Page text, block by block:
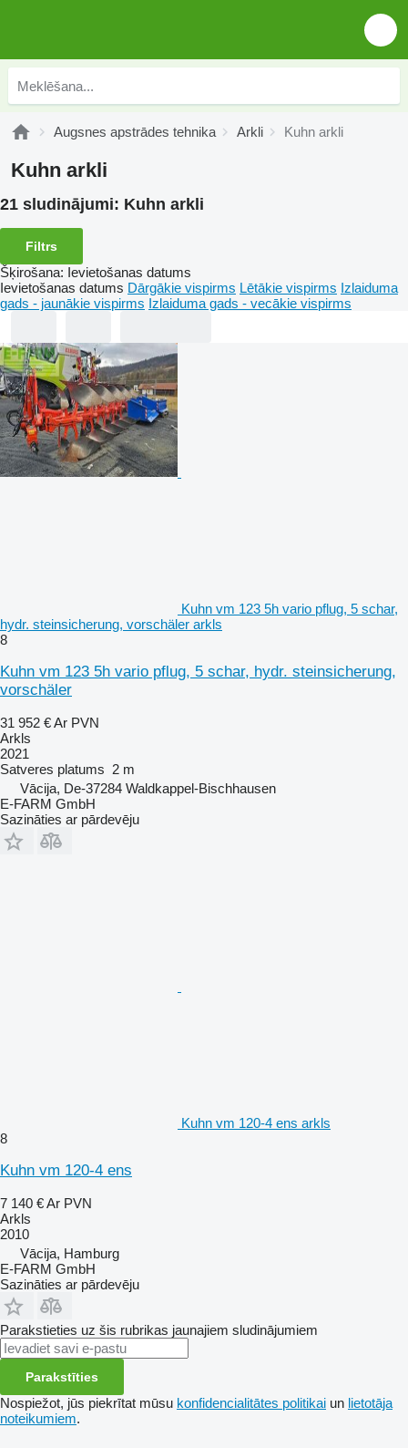
Augsnes apstrādes tehnika Arkli Kuhn arkli
Kuhn arkli
21 sludinājumi: Kuhn arkli
Filtrs
Šķirošana: Ievietošanas datums
Ievietošanas datums Dārgākie vispirms Lētākie vispirms Izlaiduma
gads - jaunākie vispirms Izlaiduma gads - vecākie vispirms
Kuhn vm 123 5h vario pflug, 5 schar,
hydr. steinsicherung, vorschäler arkls
8
Kuhn vm 123 5h vario pflug, 5 schar, hydr. steinsicherung,
vorschäler
31 952 €Ar PVN
Arkls
2021
Satveres platums 2 m
Vācija, De-37284 Waldkappel-Bischhausen
E-FARM GmbH
Sazināties ar pārdevēju
Kuhn vm 120-4 ens arkls
8
Kuhn vm 120-4 ens
7 140 €Ar PVN
Arkls
2010
Vācija, Hamburg
E-FARM GmbH
Sazināties ar pārdevēju
Parakstieties uz šis rubrikas jaunajiem sludinājumiem
Parakstīties
Nospiežot, jūs piekrītat mūsu konfidencialitātes politikai un lietotāja
noteikumiem.